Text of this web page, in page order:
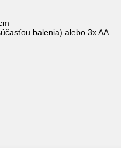
balenia) alebo 3x AA